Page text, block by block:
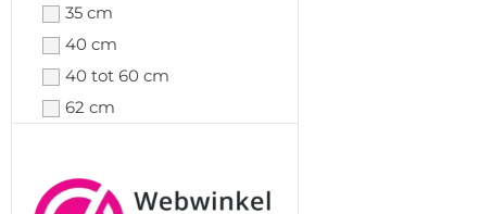
35 cm
40 cm
40 tot 60 cm
62 cm